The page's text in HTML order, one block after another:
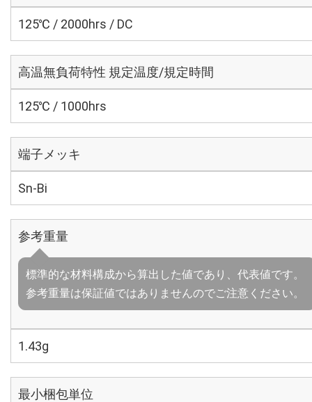
125℃ / 2000hrs / DC
高温無負荷特性 規定温度/規定時間
125℃ / 1000hrs
端子メッキ
Sn-Bi
参考重量
標準的な材料構成から算出した値であり、代表値です。
参考重量は保証値ではありませんのでご注意ください。
1.43g
最小梱包単位